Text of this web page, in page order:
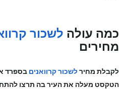
כמה עולה לשכור
מחירים
לקבלת מחירלשכור קרוואנים בספרד
הטקסט מעלה את העיר בה תרצו